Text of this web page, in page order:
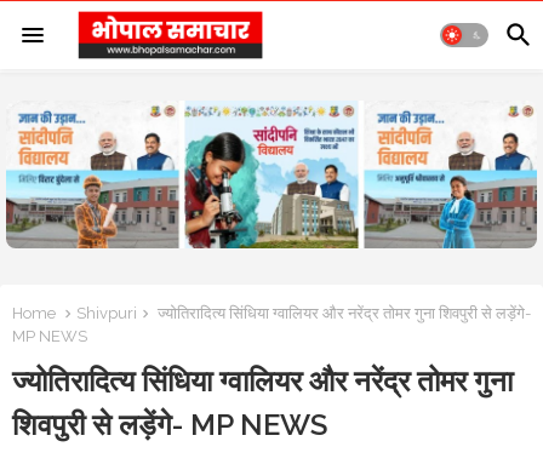
Home Shivpuri
ज्योतिरादित्य सिंधिया ग्वालियर और नरेंद्र तोमर गुना शिवपुरी से लड़ेंगे-
MP NEWS
ज्योतिरादित्य सिंधिया ग्वालियर और नरेंद्र तोमर गुना
शिवपुरी से लड़ेंगे- MP NEWS